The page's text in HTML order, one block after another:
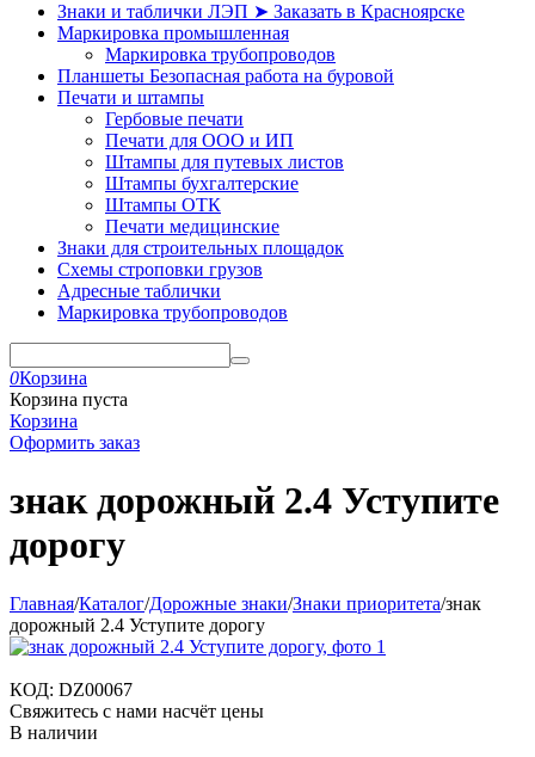
Знаки и таблички ЛЭП ➤ Заказать в Красноярске
Маркировка промышленная
Маркировка трубопроводов
Планшеты Безопасная работа на буровой
Печати и штампы
Гербовые печати
Печати для ООО и ИП
Штампы для путевых листов
Штампы бухгалтерские
Штампы ОТК
Печати медицинские
Знаки для строительных площадок
Схемы строповки грузов
Адресные таблички
Маркировка трубопроводов
0Корзина
Корзина пуста
Корзина
Оформить заказ
знак дорожный 2.4 Уступите
дорогу
Главная/Каталог/Дорожные знаки/Знаки приоритета/знак
дорожный 2.4 Уступите дорогу
КОД: DZ00067
Свяжитесь с нами насчёт цены
В наличии